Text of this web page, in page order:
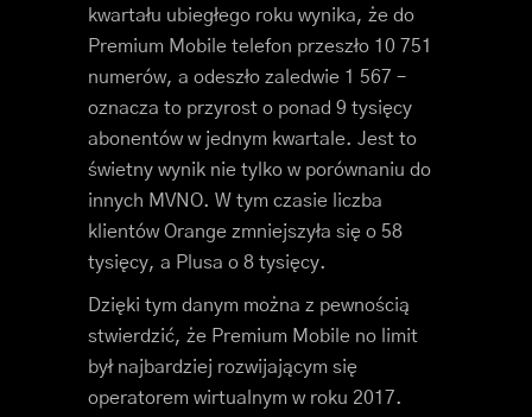
kwartału ubiegłego roku wynika, że do
Premium Mobile telefon przeszło 10 751
numerów, a odeszło zaledwie 1 567 –
oznacza to przyrost o ponad 9 tysięcy
abonentów w jednym kwartale. Jest to
świetny wynik nie tylko w porównaniu do
innych MVNO. W tym czasie liczba
klientów Orange zmniejszyła się o 58
tysięcy, a Plusa o 8 tysięcy.
Dzięki tym danym można z pewnością
stwierdzić, że Premium Mobile no limit
był najbardziej rozwijającym się
operatorem wirtualnym w roku 2017.